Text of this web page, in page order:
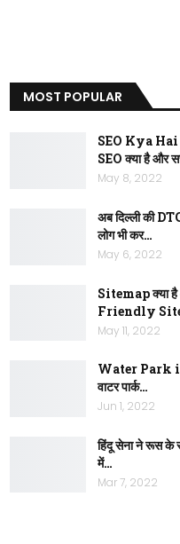
MOST POPULAR
SEO Kya Hai
SEO क्या है और
May 8, 2022
अब दिल्ली की
लोग भी कर…
May 6, 2022
Sitemap क्या है
Friendly
May 11, 2022
Water Park
वाटर पार्क…
Jun 1, 2022
हिंदू सेना ने रूस के
में…
Mar 7, 2022